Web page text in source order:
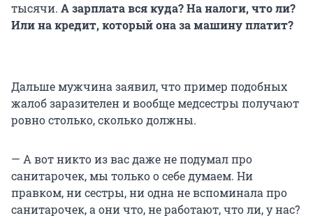
тысячи. А зарплата вся куда? На налоги, что ли?
Или на кредит, который она за машину платит?
Дальше мужчина заявил, что пример подобных
жалоб заразителен и вообще медсестры получают
ровно столько, сколько должны.
— А вот никто из вас даже не подумал про
санитарочек, мы только о себе думаем. Ни
правком, ни сестры, ни одна не вспоминала про
санитарочек, а они что, не работают, что ли, у нас?